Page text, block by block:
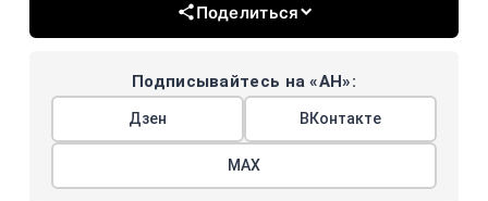
Поделиться
Подписывайтесь на «АН»:
Дзен ВКонтакте
МАХ